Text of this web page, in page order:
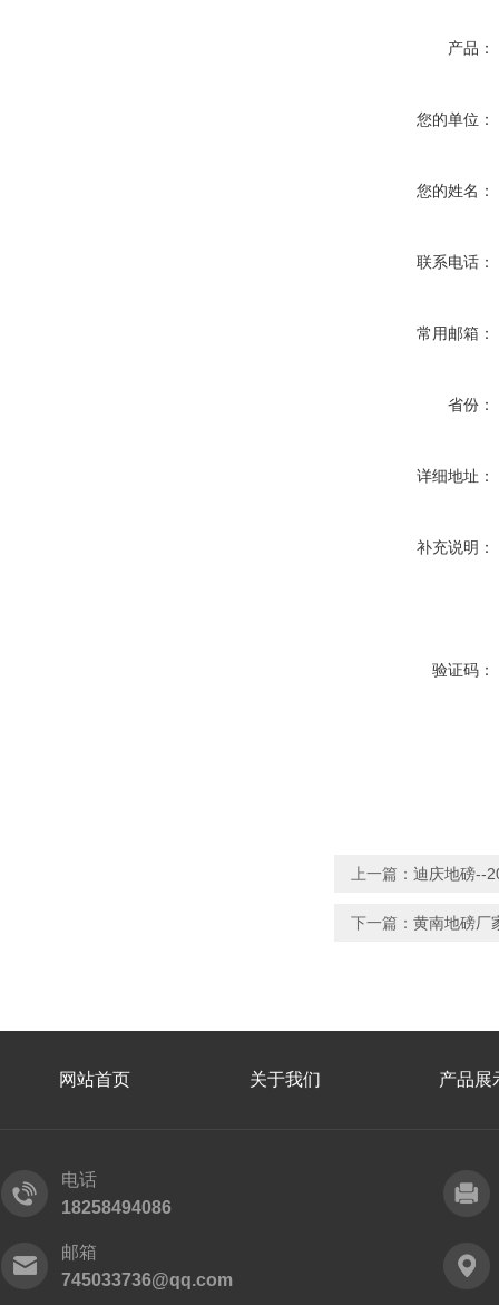
产品：
您的单位：
您的姓名：
联系电话：
常用邮箱：
省份：
详细地址：
补充说明：
验证码：
上一篇： 迪庆地磅--
下一篇： 黄南地磅厂
网站首页 关于我们 产品展
电话
18258494086
邮箱
745033736@qq.com